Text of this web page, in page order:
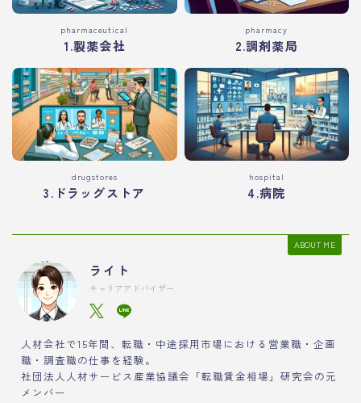
pharmaceutical
1.製薬会社
pharmacy
2.調剤薬局
drugstores
3.ドラッグストア
hospital
4.病院
ABOUT ME
ライト
キャリアアドバイザー
人材会社で15年間、転職・中途採用市場における営業職・企画
職・調査職の仕事を経験。
社団法人人材サービス産業協議会「転職賃金相場」研究会の元
メンバー